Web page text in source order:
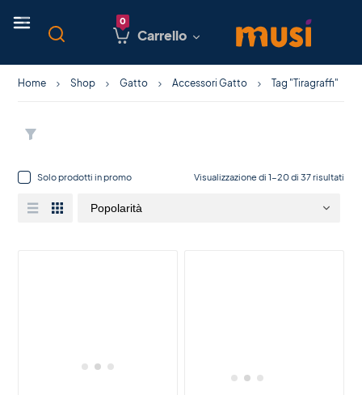
Carrello
Home Shop Gatto Accessori Gatto Tag "Tiragraffi"
Solo prodotti in promo Visualizzazione di 1-20 di 37 risultati